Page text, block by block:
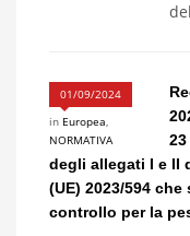
01/09/2024
in Europea,
NORMATIVA
degli allegati I e II
(UE) 2023/594
controllo per la